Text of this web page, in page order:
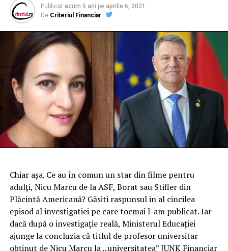
Publicat acum 5 ani pe aprilie 6, 2021
De Criteriul Financiar
Chiar așa. Ce au în comun un star din filme pentru
adulți, Nicu Marcu de la ASF, Borat sau Stifler din
Plăcintă Americană? Găsiti raspunsul in al cincilea
episod al investigatiei pe care tocmai l-am publicat. Iar
dacă după o investigație reală, Ministerul Educației
ajunge la concluzia că titlul de profesor universitar
obținut de Nicu Marcu la ,,universitatea” JUNK Financiar